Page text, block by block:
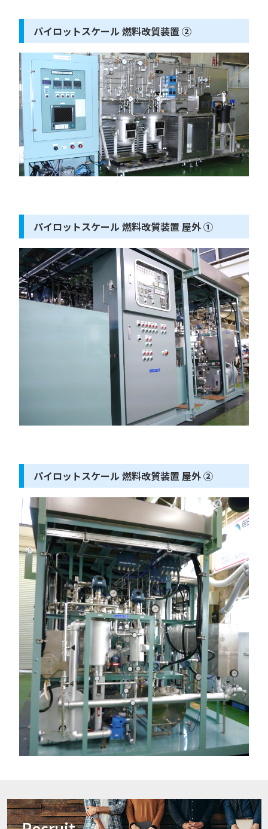
パイロットスケール 燃料改質装置 ②
パイロットスケール 燃料改質装置 屋外 ①
パイロットスケール 燃料改質装置 屋外 ②